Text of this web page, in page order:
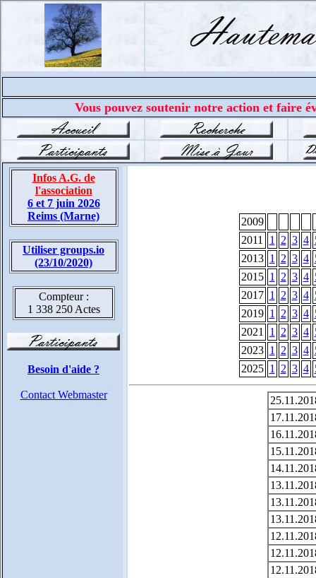
Vous pouvez soutenir notre action et faire
Infos A.G. de
l'association
6 et 7 juin 2026
Reims (Marne)
Utiliser groups.io
(23/10/2020)
Compteur :
1 338 250 Actes
Besoin d'aide ?
Contact Webmaster
2009
2011
1 2 3 4
2013 1 2 3 4
2015 1 2 3 4
2017 1 2 3 4
2019 1 2 3 4
2021
1 2 3 4
2023 1 2 3 4
2025 1 2 3 4